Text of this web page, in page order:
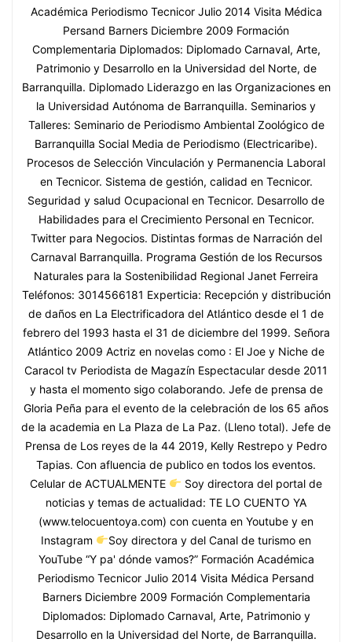
Académica Periodismo Tecnicor Julio 2014 Visita Médica
Persand Barners Diciembre 2009 Formación
Complementaria Diplomados: Diplomado Carnaval, Arte,
Patrimonio y Desarrollo en la Universidad del Norte, de
Barranquilla. Diplomado Liderazgo en las Organizaciones en
la Universidad Autónoma de Barranquilla. Seminarios y
Talleres: Seminario de Periodismo Ambiental Zoológico de
Barranquilla Social Media de Periodismo (Electricaribe).
Procesos de Selección Vinculación y Permanencia Laboral
en Tecnicor. Sistema de gestión, calidad en Tecnicor.
Seguridad y salud Ocupacional en Tecnicor. Desarrollo de
Habilidades para el Crecimiento Personal en Tecnicor.
Twitter para Negocios. Distintas formas de Narración del
Carnaval Barranquilla. Programa Gestión de los Recursos
Naturales para la Sostenibilidad Regional Janet Ferreira
Teléfonos: 3014566181 Experticia: Recepción y distribución
de daños en La Electrificadora del Atlántico desde el 1 de
febrero del 1993 hasta el 31 de diciembre del 1999. Señora
Atlántico 2009 Actriz en novelas como : El Joe y Niche de
Caracol tv Periodista de Magazín Espectacular desde 2011
y hasta el momento sigo colaborando. Jefe de prensa de
Gloria Peña para el evento de la celebración de los 65 años
de la academia en La Plaza de La Paz. (Lleno total). Jefe de
Prensa de Los reyes de la 44 2019, Kelly Restrepo y Pedro
Tapias. Con afluencia de publico en todos los eventos.
Celular de ACTUALMENTE
Soy directora del portal de
noticias y temas de actualidad: TE LO CUENTO YA
(www.telocuentoya.com) con cuenta en Youtube y en
Instagram
Soy directora y del Canal de turismo en
YouTube “Y pa' dónde vamos?” Formación Académica
Periodismo Tecnicor Julio 2014 Visita Médica Persand
Barners Diciembre 2009 Formación Complementaria
Diplomados: Diplomado Carnaval, Arte, Patrimonio y
Desarrollo en la Universidad del Norte, de Barranquilla.